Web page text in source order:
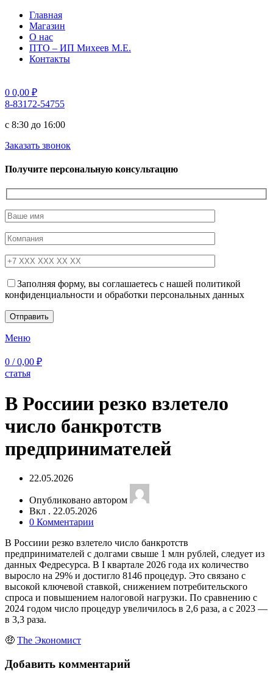
Главная
Магазин
О нас
ПТО – ИП Михеев М.Е.
Контакты
0 0,00 ₽
8-83172-54755
с 8:30 до 16:00
Заказать звонок
Получите персональную консультацию
Заполняя форму, вы соглашаетесь с нашей политикой
конфиденциальности и обработки персональных данных
Меню
0 / 0,00 ₽
статья
В Россиии резко взлетело
число банкротств
предпринимателей
22.05.2026
Опубликовано автором
Вкл . 22.05.2026
0 Комментарии
В Россиии резко взлетело число банкротств
предпринимателей с долгами свыше 1 млн рублей, следует из
данных Федресурса. В I квартале 2026 года их количество
выросло на 29% и достигло 8146 процедур. Это связано с
высокой ключевой ставкой, снижением потребительского
спроса и повышением налоговой нагрузки. По сравнению с
2024 годом число процедур увеличилось в 2,6 раза, а с 2023 —
в 3,3 раза.
🤑 The Экономист
Добавить комментарий